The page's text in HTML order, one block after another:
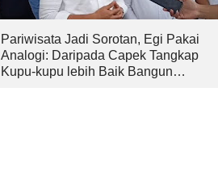
Pariwisata Jadi Sorotan, Egi Pakai
Analogi: Daripada Capek Tangkap
Kupu-kupu lebih Baik Bangun